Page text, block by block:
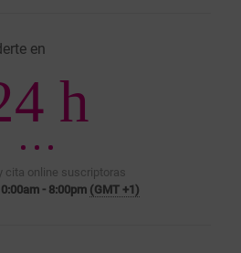
en
h
cita online suscriptoras
- 8:00pm (GMT +1)